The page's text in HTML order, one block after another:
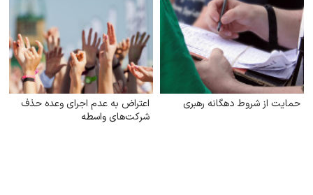
حمایت از شروط دهگانه رهبری
اعتراض به عدم اجرای وعده حذف
شرکت‌های واسطه